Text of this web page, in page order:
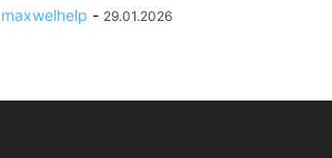
maxwelhelp - 29.01.2026